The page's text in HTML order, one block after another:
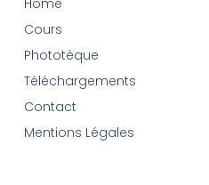
Cours
Phototèque
Téléchargements
Contact
Mentions Légales